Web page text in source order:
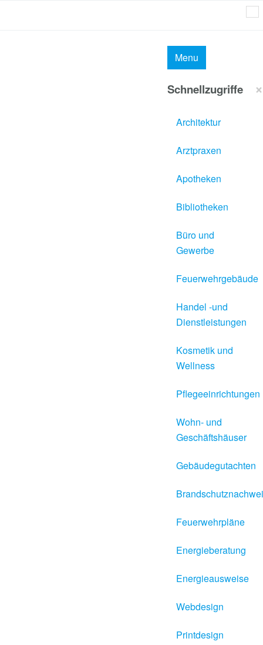
Menu
×
Schnellzugriffe
Architektur
Arztpraxen
Apotheken
Bibliotheken
Büro und
Gewerbe
Feuerwehrgebäude
Handel -und
Dienstleistungen
Kosmetik und
Wellness
Pflegeeinrichtungen
Wohn- und
Geschäftshäuser
Gebäudegutachten
Feuerwehrpläne
Energieberatung
Energieausweise
Webdesign
Printdesign